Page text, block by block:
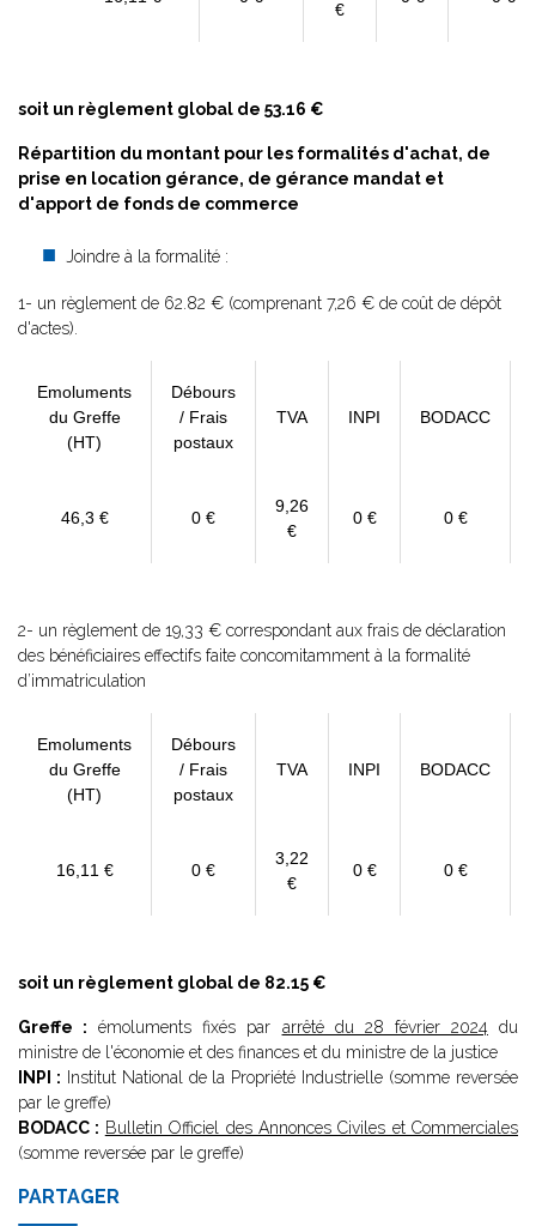
€
soit un règlement global de 53.16 €
Répartition du montant pour les formalités d'achat, de
prise en location gérance, de gérance mandat et
d'apport de fonds de commerce
Joindre à la formalité :
1- un règlement de 62.82 € (comprenant 7,26 € de coût de dépôt
d'actes).
Emoluments
du Greffe
(HT)
Débours
/ Frais
postaux
TVA INPI BODACC
46,3 € 0 €
9,26
€
0 € 0 €
2- un règlement de 19,33 € correspondant aux frais de déclaration
des bénéficiaires effectifs faite concomitamment à la formalité
d’immatriculation
Emoluments
du Greffe
(HT)
Débours
/ Frais
postaux
TVA INPI BODACC
16,11 € 0 €
3,22
€
0 € 0 €
soit un règlement global de 82.15 €
Greffe : émoluments fixés par arrêté du 28 février 2024 du
ministre de l'économie et des finances et du ministre de la justice
INPI : Institut National de la Propriété Industrielle (somme reversée
par le greffe)
BODACC : Bulletin Officiel des Annonces Civiles et Commerciales
(somme reversée par le greffe)
PARTAGER